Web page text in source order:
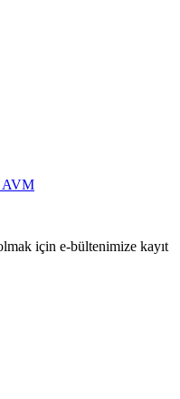
AVM
için e-bültenimize kayıt